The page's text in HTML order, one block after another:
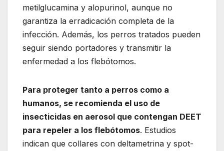
metilglucamina y alopurinol, aunque no
garantiza la erradicación completa de la
infección. Además, los perros tratados pueden
seguir siendo portadores y transmitir la
enfermedad a los flebótomos.
Para proteger tanto a perros como a
humanos, se recomienda el uso de
insecticidas en aerosol que contengan DEET
para repeler a los flebótomos. Estudios
indican que collares con deltametrina y spot-